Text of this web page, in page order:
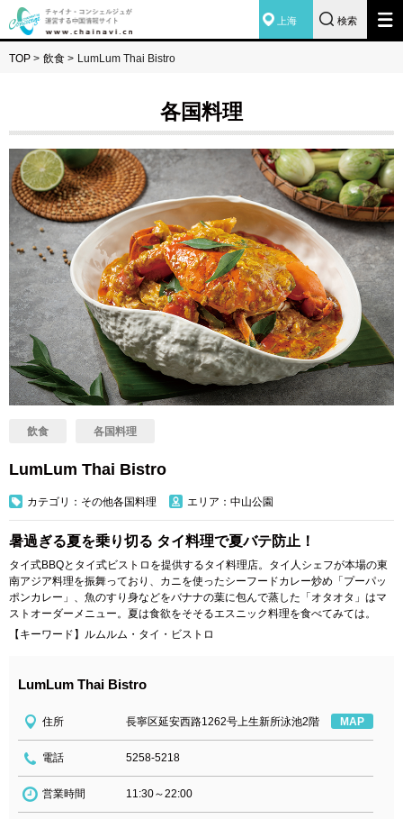
上海 検索
TOP > 飲食 > LumLum Thai Bistro
各国料理
飲食 各国料理
LumLum Thai Bistro
カテゴリ：その他各国料理 エリア：中山公園
暑過ぎる夏を乗り切る タイ料理で夏バテ防止！
タイ式BBQとタイ式ビストロを提供するタイ料理店。タイ人シェフが本場の東
南アジア料理を振舞っており、カニを使ったシーフードカレー炒め「プーパッ
ポンカレー」、魚のすり身などをバナナの葉に包んで蒸した「オタオタ」はマ
ストオーダーメニュー。夏は食欲をそそるエスニック料理を食べてみては。
【キーワード】ルムルム・タイ・ビストロ
LumLum Thai Bistro
住所 長寧区延安西路1262号上生新所泳池2階 MAP
電話 5258-5218
営業時間 11:30～22:00